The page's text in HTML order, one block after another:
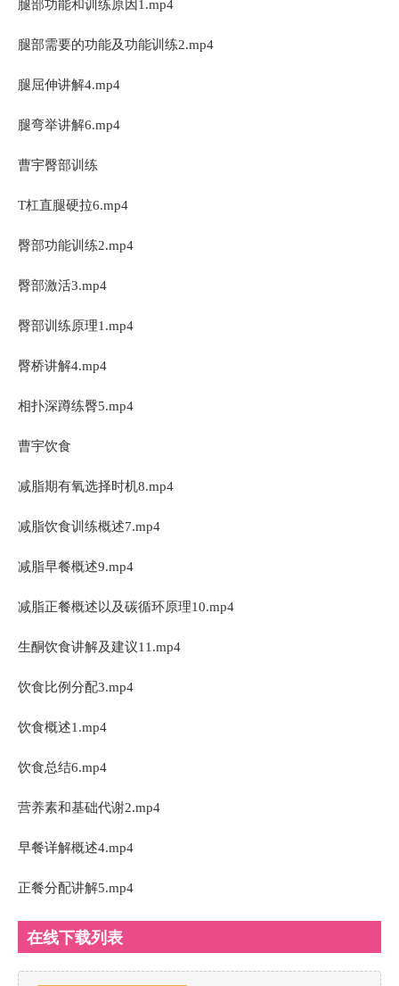
腿部功能和训练原因1.mp4
腿部需要的功能及功能训练2.mp4
腿屈伸讲解4.mp4
腿弯举讲解6.mp4
曹宇臀部训练
T杠直腿硬拉6.mp4
臀部功能训练2.mp4
臀部激活3.mp4
臀部训练原理1.mp4
臀桥讲解4.mp4
相扑深蹲练臀5.mp4
曹宇饮食
减脂期有氧选择时机8.mp4
减脂饮食训练概述7.mp4
减脂早餐概述9.mp4
减脂正餐概述以及碳循环原理10.mp4
生酮饮食讲解及建议11.mp4
饮食比例分配3.mp4
饮食概述1.mp4
饮食总结6.mp4
营养素和基础代谢2.mp4
早餐详解概述4.mp4
正餐分配讲解5.mp4
在线下载列表